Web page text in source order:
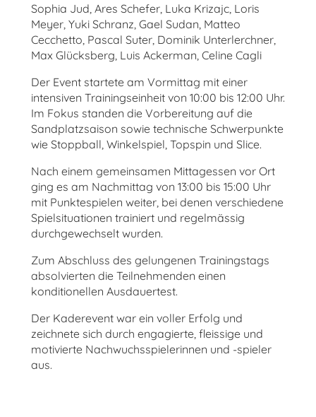
Sophia Jud, Ares Schefer, Luka Krizajc, Loris
Meyer, Yuki Schranz, Gael Sudan, Matteo
Cecchetto, Pascal Suter, Dominik Unterlerchner,
Max Glücksberg, Luis Ackerman, Celine Cagli
Der Event startete am Vormittag mit einer
intensiven Trainingseinheit von 10:00 bis 12:00 Uhr.
Im Fokus standen die Vorbereitung auf die
Sandplatzsaison sowie technische Schwerpunkte
wie Stoppball, Winkelspiel, Topspin und Slice.
Nach einem gemeinsamen Mittagessen vor Ort
ging es am Nachmittag von 13:00 bis 15:00 Uhr
mit Punktespielen weiter, bei denen verschiedene
Spielsituationen trainiert und regelmässig
durchgewechselt wurden.
Zum Abschluss des gelungenen Trainingstags
absolvierten die Teilnehmenden einen
konditionellen Ausdauertest.
Der Kaderevent war ein voller Erfolg und
zeichnete sich durch engagierte, fleissige und
motivierte Nachwuchsspielerinnen und -spieler
aus.